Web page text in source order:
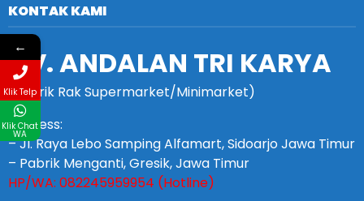
KONTAK KAMI
CV. ANDALAN TRI KARYA
(Pabrik Rak Supermarket/Minimarket)
Address:
– Jl. Raya Lebo Samping Alfamart, Sidoarjo Jawa Timur
– Pabrik Menganti, Gresik, Jawa Timur
HP/WA: 082245959954 (Hotline)
←
Klik Telp
Klik Chat
WA